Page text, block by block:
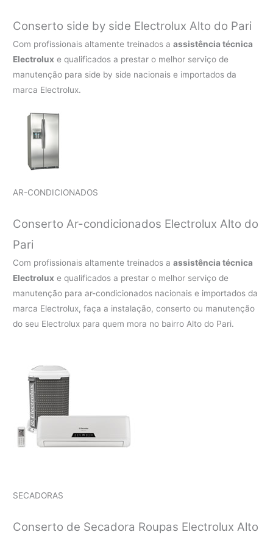
Conserto side by side Electrolux Alto do Pari
Com profissionais altamente treinados aassistência técnica
Electrolux e qualificados a prestar o melhor serviço de
manutenção para side by side nacionais e importados da
marca Electrolux.
AR-CONDICIONADOS
Conserto Ar-condicionados Electrolux Alto do
Pari
Com profissionais altamente treinados aassistência técnica
Electrolux e qualificados a prestar o melhor serviço de
manutenção para ar-condicionados nacionais e importados da
marca Electrolux, faça a instalação, conserto ou manutenção
do seu Electrolux para quem mora no bairro Alto do Pari.
SECADORAS
Conserto de Secadora Roupas Electrolux Alto